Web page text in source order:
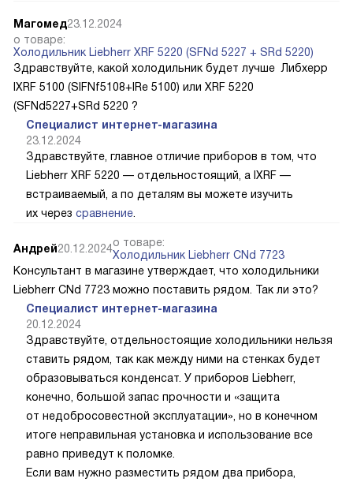
Магомед23.12.2024
о товаре:
Холодильник Liebherr XRF 5220 (SFNd 5227 + SRd 5220)
Здравствуйте, какой холодильник будет лучше Либхерр
IXRF 5100 (SIFNf5108+IRe 5100) или XRF 5220
(SFNd5227+SRd 5220 ?
Специалист интернет-магазина
23.12.2024
Здравствуйте, главное отличие приборов в том, что
Liebherr XRF 5220 — отдельностоящий, а IXRF —
встраиваемый, а по деталям вы можете изучить
их через сравнение
Андрей20.12.2024о товаре:
Холодильник Liebherr CNd 7723
Консультант в магазине утверждает, что холодильники
Liebherr CNd 7723 можно поставить рядом. Так ли это?
Специалист интернет-магазина
20.12.2024
Здравствуйте, отдельностоящие холодильники нельзя
ставить рядом, так как между ними на стенках будет
образовываться конденсат. У приборов Liebherr,
конечно, большой запас прочности и «защита
от недобросовестной эксплуатации», но в конечном
итоге неправильная установка и использование все
равно приведут к поломке.
Если вам нужно разместить рядом два прибора,